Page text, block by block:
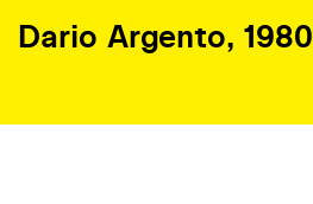
Dario Argento, 1980